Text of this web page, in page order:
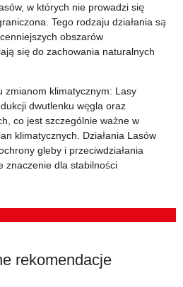
w których nie prowadzi się
Tego rodzaju działania są
obszarów
się do zachowania naturalnych
zmianom klimatycznym: Lasy
dwutlenku węgla oraz
co jest szczególnie ważne w
klimatycznych. Działania Lasów
gleby i przeciwdziałania
znaczenie dla stabilności
rekomendacje